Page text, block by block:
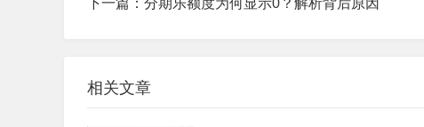
下一篇： 分期乐额度为何显示0？解析背后原因
相关文章